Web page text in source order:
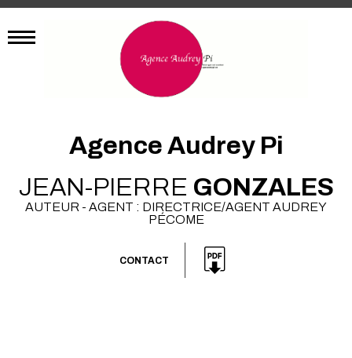
Agence Audrey Pi
JEAN-PIERRE GONZALES
AUTEUR - AGENT : DIRECTRICE/AGENT AUDREY
PÉCOME
CONTACT